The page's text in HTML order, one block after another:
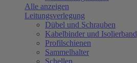
Alle anzeigen
Leitungsverlegung
Dübel und Schrauben
Kabelbinder und Isolierband
Profilschienen
Sammelhalter